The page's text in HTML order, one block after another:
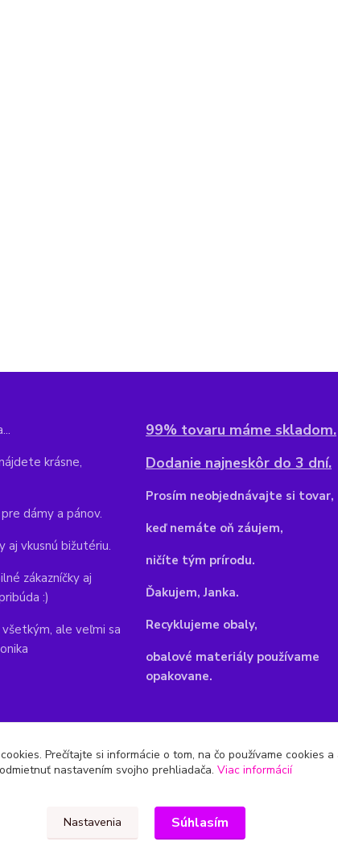
krásne,
dámy a pánov.
aj vkusnú bižutériu.
zákazníčky aj
:)
ale veľmi sa
99% tovaru máme skladom.
Dodanie najneskôr do 3 dní.
Prosím neobjednávajte si tovar,
keď nemáte oň záujem,
ničíte tým prírodu.
Ďakujem, Janka.
Recyklujeme obaly,
obalové materiály používame
opakovane.
Prečítajte si informácie o tom, na čo používame cookies a
odmietnuť nastavením svojho prehliadača. Viac informácií
Nastavenia Súhlasím